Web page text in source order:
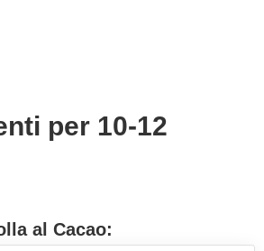
per 10-12
al Cacao: